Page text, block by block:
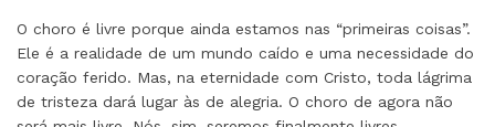
O choro é livre porque ainda estamos nas “primeiras coisas”.
Ele é a realidade de um mundo caído e uma necessidade do
coração ferido. Mas, na eternidade com Cristo, toda lágrima
de tristeza dará lugar às de alegria. O choro de agora não